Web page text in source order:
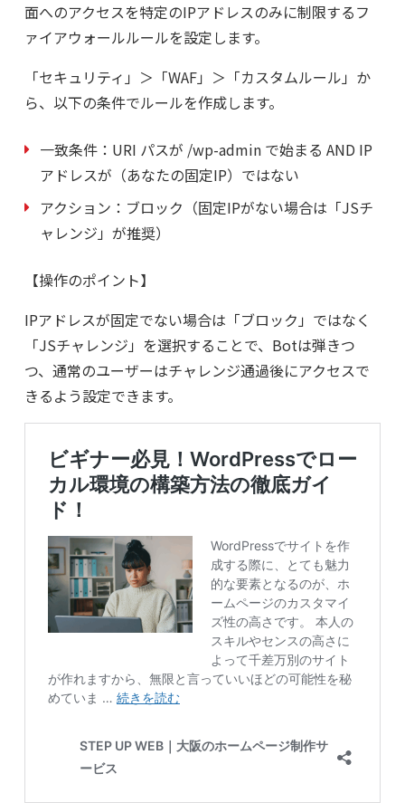
面へのアクセスを特定のIPアドレスのみに制限するフ
ァイアウォールルールを設定します。
「セキュリティ」＞「WAF」＞「カスタムルール」か
ら、以下の条件でルールを作成します。
一致条件： URI パスが /wp-admin で始まる AND IP
アドレスが（あなたの固定IP）ではない
アクション： ブロック（固定IPがない場合は「JSチ
ャレンジ」が推奨）
【操作のポイント】
IPアドレスが固定でない場合は「ブロック」ではなく
「JSチャレンジ」を選択することで、Botは弾きつ
つ、通常のユーザーはチャレンジ通過後にアクセスで
きるよう設定できます。